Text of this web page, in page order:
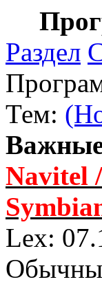
Раздел
Тем:
Navitel
Lex: